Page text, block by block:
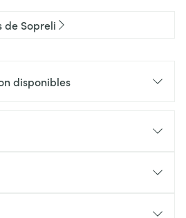
de Sopreli
disponibles